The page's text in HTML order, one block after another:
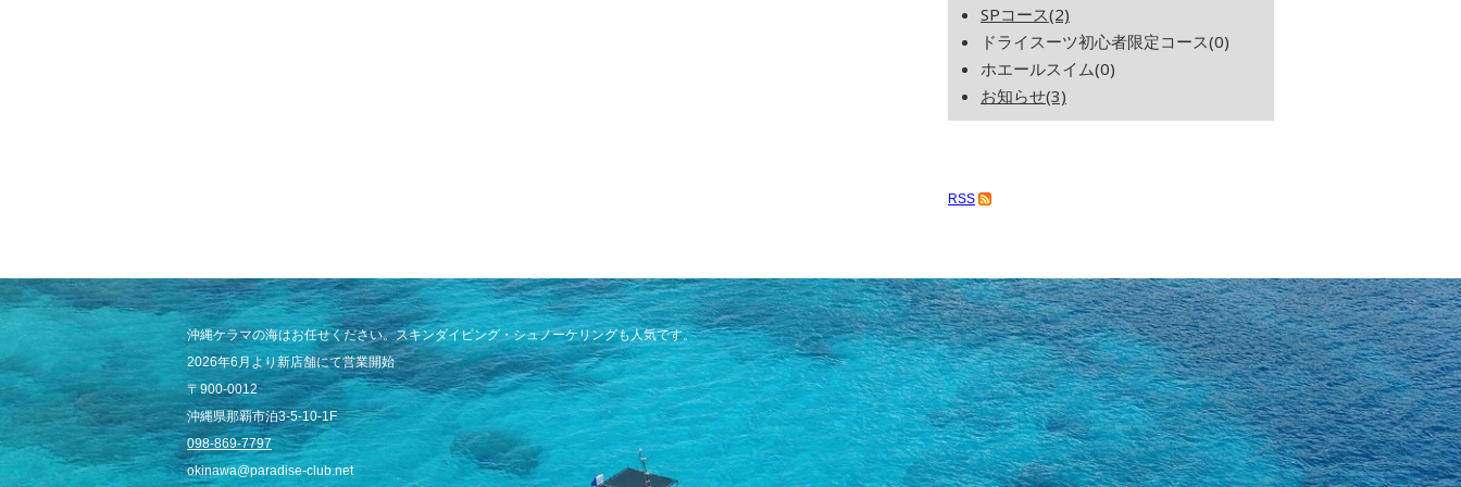
SPコース(2)
ドライスーツ初心者限定コース(0)
ホエールスイム(0)
お知らせ(3)
RSS
沖縄ケラマの海はお任せください。スキンダイビング・シュノーケリングも人気です。
2026年6月より新店舗にて営業開始
〒900-0012
沖縄県那覇市泊3-5-10-1F
098-869-7797
okinawa@paradise-club.net